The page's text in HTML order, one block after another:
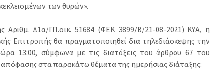
των θυρών».
Αριθμ. Δ1α/ΓΠ.οικ. 51684 (ΦΕΚ 3899/Β/21-08-2021) ΚΥΑ, η
Επιτροπής θα πραγματοποιηθεί δια τηλεδιάσκεψης την
13:00, σύμφωνα με τις διατάξεις του άρθρου 67 του
απόφασης στα παρακάτω θέματα της ημερήσιας διάταξης: